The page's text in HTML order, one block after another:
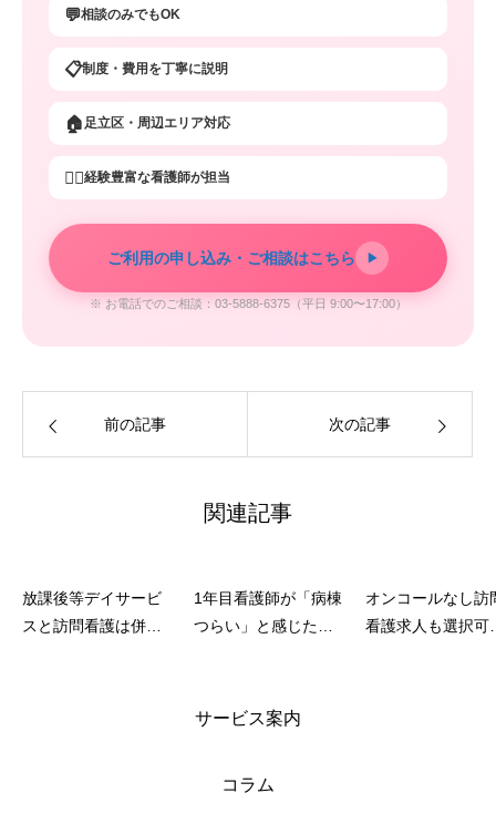
💬相談のみでもOK
📋制度・費用を丁寧に説明
🏠 足立区・周辺エリア対応
👩‍⚕️経験豊富な看護師が担当
ご利用の申し込み・ご相談はこちら ▶
※ お電話でのご相談：03-5888-6375（平日 9:00〜17:00）
前の記事 次の記事
関連記事
放課後等デイサービ
スと訪問看護は併用
1年目看護師が「病棟
つらい」と感じたら
と先輩の本音
オンコールなし訪
看護求人も選択可
サービス案内
コラム